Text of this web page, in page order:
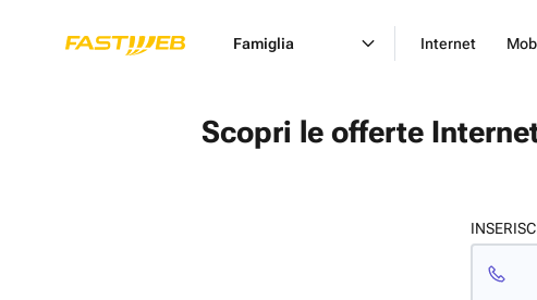
Famiglia Internet
Scopri le offerte